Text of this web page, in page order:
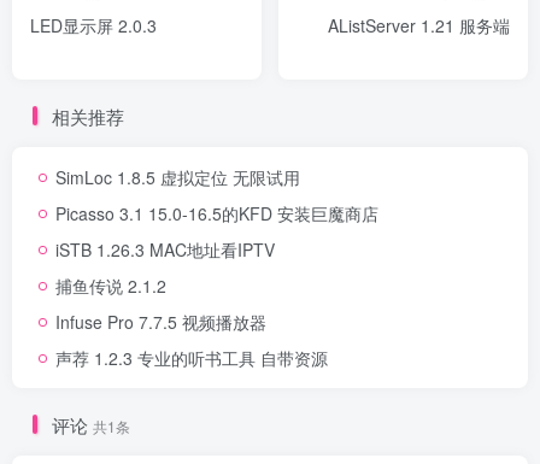
LED显示屏 2.0.3
AListServer 1.21 服务端
相关推荐
SimLoc 1.8.5 虚拟定位 无限试用
Picasso 3.1 15.0-16.5的KFD 安装巨魔商店
iSTB 1.26.3 MAC地址看IPTV
捕鱼传说 2.1.2
Infuse Pro 7.7.5 视频播放器
声荐 1.2.3 专业的听书工具 自带资源
评论 共1条